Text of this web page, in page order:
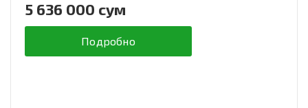
5 636 000 сум
Подробно